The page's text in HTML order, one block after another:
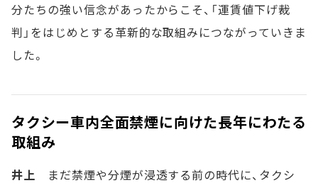
分たちの強い信念があったからこそ、「運賃値下げ裁
判」をはじめとする革新的な取組みにつながっていきま
した。
タクシー車内全面禁煙に向けた長年にわたる
取組み
井上 まだ禁煙や分煙が浸透する前の時代に、タクシ